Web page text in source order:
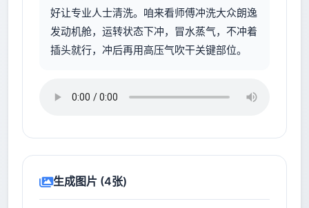
好让专业人士清洗。咱来看师傅冲洗大众朗逸
发动机舱，运转状态下冲，冒水蒸气，不冲着
插头就行，冲后再用高压气吹干关键部位。
生成图片 (4张)